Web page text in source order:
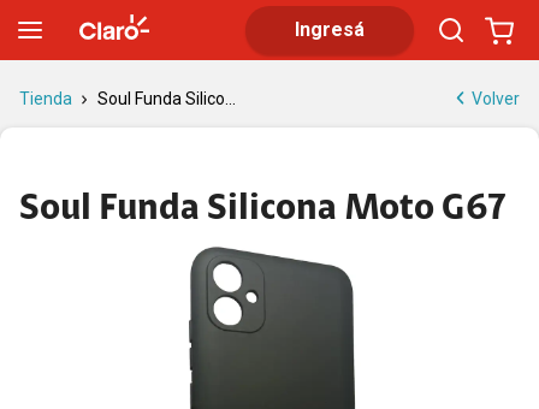
Ingresá
Tienda Soul Funda Silico... Volver
Soul Funda Silicona Moto G67
Soul Funda Silicona Moto G67 | Tienda Claro